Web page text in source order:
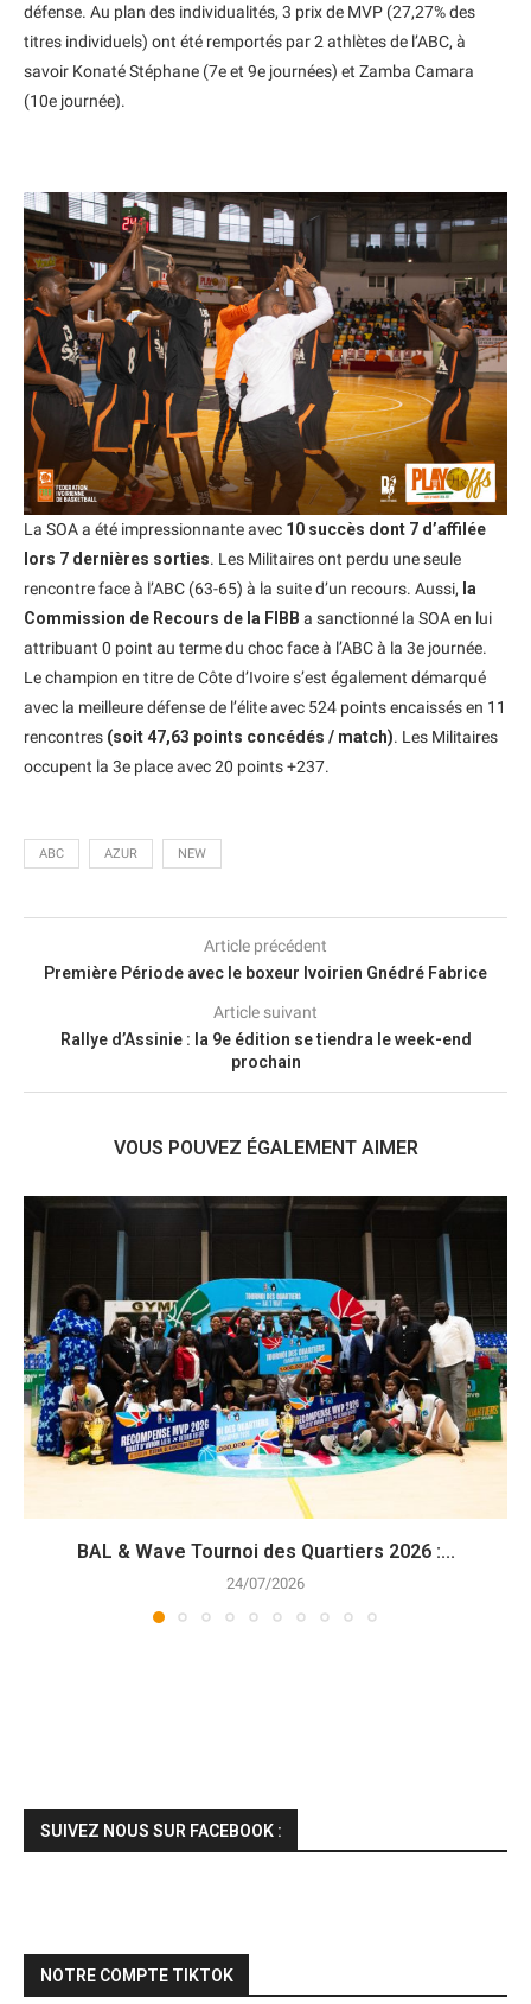
défense. Au plan des individualités, 3 prix de MVP (27,27% des
titres individuels) ont été remportés par 2 athlètes de l’ABC, à
savoir Konaté Stéphane (7e et 9e journées) et Zamba Camara
(10e journée).
La SOA a été impressionnante avec 10 succès dont 7 d’affilée
lors 7 dernières sorties. Les Militaires ont perdu une seule
rencontre face à l’ABC (63-65) à la suite d’un recours. Aussi, la
Commission de Recours de la FIBB a sanctionné la SOA en lui
attribuant 0 point au terme du choc face à l’ABC à la 3e journée.
Le champion en titre de Côte d’Ivoire s’est également démarqué
avec la meilleure défense de l’élite avec 524 points encaissés en 11
rencontres (soit 47,63 points concédés / match). Les Militaires
occupent la 3e place avec 20 points +237.
ABC AZUR NEW
Article précédent
Première Période avec le boxeur Ivoirien Gnédré Fabrice
Article suivant
Rallye d’Assinie : la 9e édition se tiendra le week-end
prochain
VOUS POUVEZ ÉGALEMENT AIMER
BAL & Wave Tournoi des Quartiers 2026 :...
24/07/2026
SUIVEZ NOUS SUR FACEBOOK :
NOTRE COMPTE TIKTOK